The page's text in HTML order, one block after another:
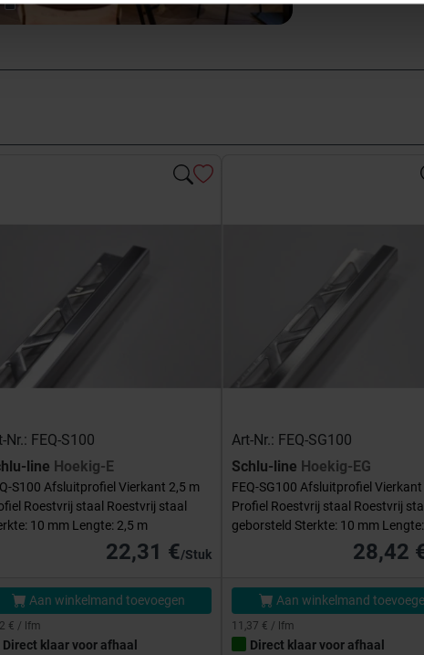
Nr.: FEQ-S100
line Hoekig-E
S100 Afsluitprofiel Vierkant 2,5 m
Roestvrij staal Roestvrij staal
10 mm Lengte: 2,5 m
22,31 €/Stuk
Aan winkelmand toevoegen
€ / lfm
Direct klaar voor afhaal
Art-Nr.: FEQ-SG100
Schlu-line Hoekig-EG
FEQ-SG100 Afsluitprofiel
Profiel Roestvrij staal Roestvrij
geborsteld Sterkte: 10 mm
28,42
Aan winkelmand
11,37 € / lfm
Direct klaar voor afhaal